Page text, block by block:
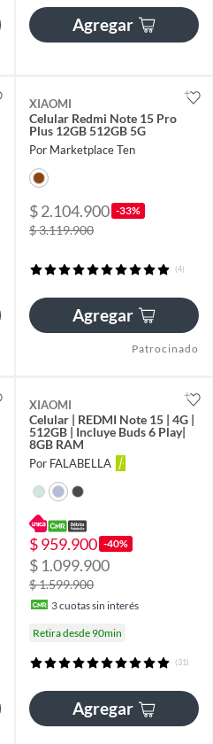
Agregar
XIAOMI
Celular Redmi Note 15 Pro
Plus 12GB 512GB 5G
Por Marketplace Ten
$ 2.104.900 -33%
$ 3.119.900
(4)
Agregar
Patrocinado
XIAOMI
Celular | REDMI Note 15 | 4G |
512GB | Incluye Buds 6 Play|
8GB RAM
Por FALABELLA
$ 959.900 -40%
$ 1.099.900
$ 1.599.900
3cuotas sin interés
Retira desde 90min
(31)
Agregar